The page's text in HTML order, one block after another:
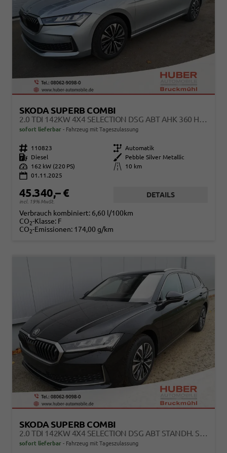
SKODA SUPERB COMBI
2.0 TDI 142KW 4X4 SELECTION DSG ABT AHK 360 HEAD UP PANO
sofort lieferbar Fahrzeug mit Tageszulassung
Fahrzeugnr. 110823 Getriebe Automatik
Kraftstoff
Diesel Außenfarbe
Pebble Silver Metallic
Leistung
162 kW (220 PS) Kilometerstand
10 km
01.11.2025
45.340,– €
incl. 19% MwSt.
DETAILS
Verbrauch kombiniert: 6,60 l/100km
CO2-Klasse: F
CO2-Emissionen: 174,00 g/km
SKODA SUPERB COMBI
2.0 TDI 142KW 4X4 SELECTION DSG ABT STANDH. SOUND AHK 360 HEAD UP PANO
sofort lieferbar Fahrzeug mit Tageszulassung